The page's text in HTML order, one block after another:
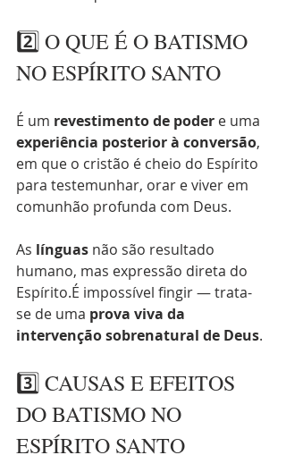
2️⃣ O QUE É O BATISMO
NO ESPÍRITO SANTO
É um revestimento de poder e uma
experiência posterior à conversão,
em que o cristão é cheio do Espírito
para testemunhar, orar e viver em
comunhão profunda com Deus.
As línguas não são resultado
humano, mas expressão direta do
Espírito.É impossível fingir — trata-
se de uma prova viva da
intervenção sobrenatural de Deus.
3️⃣ CAUSAS E EFEITOS
DO BATISMO NO
ESPÍRITO SANTO